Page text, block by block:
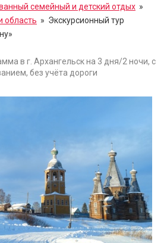
семейный и детский отдых »
область » Экскурсионный тур
в г. Архангельск на 3 дня/2 ночи, с
без учёта дороги